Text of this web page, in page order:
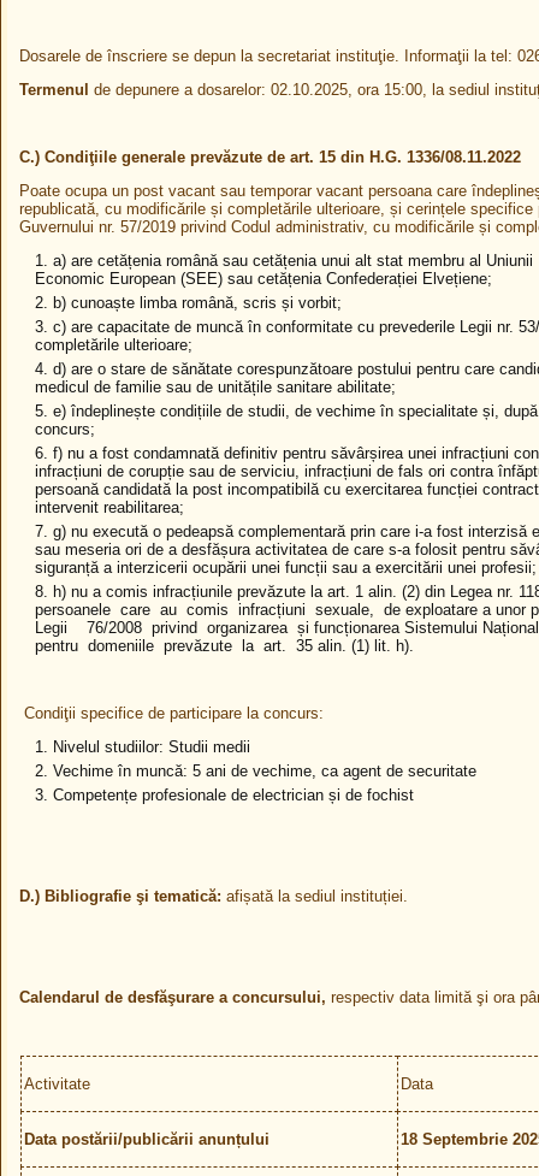
Dosarele de înscriere se depun la secretariat instituţie. Informaţii la tel:
Termenul de depunere a dosarelor: 02.10.2025, ora 15:00, la sediul
C.) Condiţiile generale prevăzute de art. 15 din H.G. 1336/08.11.2022
Poate ocupa un post vacant sau temporar vacant persoana care
republicată, cu modificările și completările ulterioare, și cerințele
Guvernului nr. 57/2019 privind Codul administrativ, cu modificările și
a) are cetățenia română sau cetățenia unui alt stat membru al
Economic European (SEE) sau cetățenia Confederației Elvețiene;
b) cunoaște limba română, scris și vorbit;
c) are capacitate de muncă în conformitate cu prevederile Legii nr.
completările ulterioare;
d) are o stare de sănătate corespunzătoare postului pentru care
medicul de familie sau de unitățile sanitare abilitate;
e) îndeplinește condițiile de studii, de vechime în specialitate și,
concurs;
f) nu a fost condamnată definitiv pentru săvârșirea unei infracțiuni
infracțiuni de corupție sau de serviciu, infracțiuni de fals ori contra
persoană candidată la post incompatibilă cu exercitarea funcției
intervenit reabilitarea;
g) nu execută o pedeapsă complementară prin care i-a fost
sau meseria ori de a desfășura activitatea de care s-a folosit pentru
siguranță a interzicerii ocupării unei funcții sau a exercitării unei profesii;
h) nu a comis infracțiunile prevăzute la art. 1 alin. (2) din Legea nr.
persoanele care au comis infracțiuni sexuale, de exploatare a unor
Legii 76/2008 privind organizarea și funcționarea Sistemului
pentru domeniile prevăzute la art. 35 alin. (1) lit. h).
Condiţii specifice de participare la concurs:
Nivelul studiilor: Studii medii
Vechime în muncă: 5 ani de vechime, ca agent de securitate
Competențe profesionale de electrician și de fochist
D.) Bibliografie şi tematică: afișată la sediul instituției.
Calendarul de desfăşurare a concursului, respectiv data limită şi ora
Activitate Data
Data postării/publicării anunțului 18 Septembrie